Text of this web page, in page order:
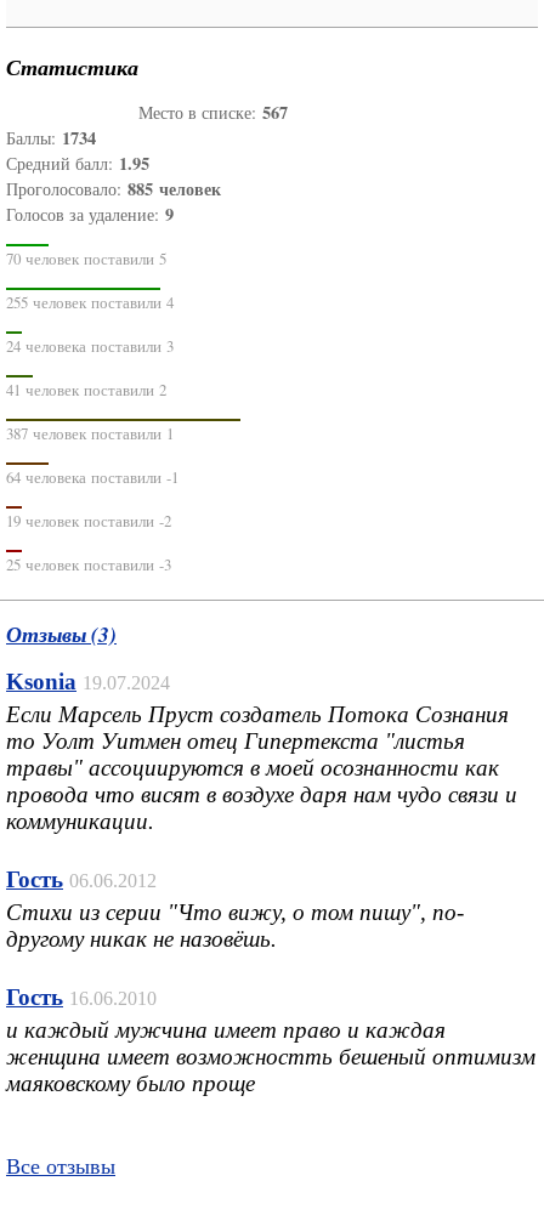
Статистика
Место в списке: 567
Баллы: 1734
Средний балл: 1.95
Проголосовало: 885 человек
Голосов за удаление: 9
70 человек поставили 5
255 человек поставили 4
24 человека поставили 3
41 человек поставили 2
387 человек поставили 1
64 человека поставили -1
19 человек поставили -2
25 человек поставили -3
Отзывы (3)
Ksonia 19.07.2024
Если Марсель Пруст создатель Потока Сознания
то Уолт Уитмен отец Гипертекста "листья
травы" ассоциируются в моей осознанности как
провода что висят в воздухе даря нам чудо связи и
коммуникации.
Гость 06.06.2012
Стихи из серии "Что вижу, о том пишу", по-
другому никак не назовёшь.
Гость 16.06.2010
и каждый мужчина имеет право и каждая
женщина имеет возможностть бешеный оптимизм
маяковскому было проще
Все отзывы